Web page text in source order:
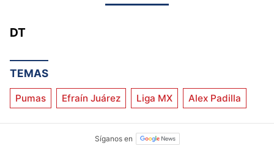
DT
TEMAS
Pumas Efraín Juárez Liga MX Alex Padilla